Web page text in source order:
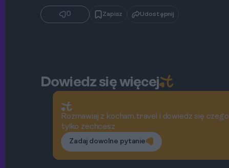
0 Zapisz Udostępnij
Dowiedz się więcej
Rozmawiaj z kocham.travel i dowiedz się czego
tylko zechcesz
Zadaj dowolne pytanie